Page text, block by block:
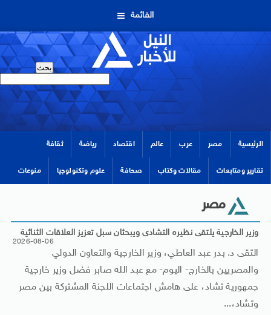
القائمة
الرئيسية مصر عرب عالم اقتصاد رياضة ثقافة
تقارير ومتابعات مقالات وكتاب صحافة علوم وتكنولوجيا منوعات
مصر
وزير الخارجية يلتقى نظيره التشادى ويبحثان سبل تعزيز العلاقات الثنائية
2026-08-06
التقى د. بدر عبد العاطي، وزير الخارجية والتعاون الدولي
والمصريين بالخارج- اليوم- مع عبد الله صابر فضل وزير خارجية
جمهورية تشاد، على هامش اجتماعات اللجنة المشتركة بين مصر
وتشاد،...